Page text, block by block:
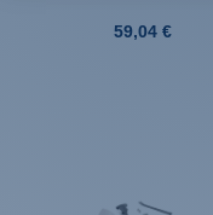
59,04 €